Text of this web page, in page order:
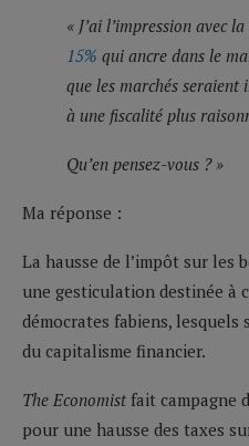
« J’ai l’impression avec
15% qui ancre dans le
que les marchés seraient
à une fiscalité plus
Qu’en pensez-vous ? »
Ma réponse :
La hausse de l’impôt sur les
une gesticulation destinée à
démocrates fabiens,
du capitalisme financier.
The Economist fait campagne
pour une hausse des taxes